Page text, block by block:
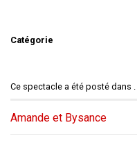
Catégorie
Ce spectacle a été posté dans .
Amande et Bysance